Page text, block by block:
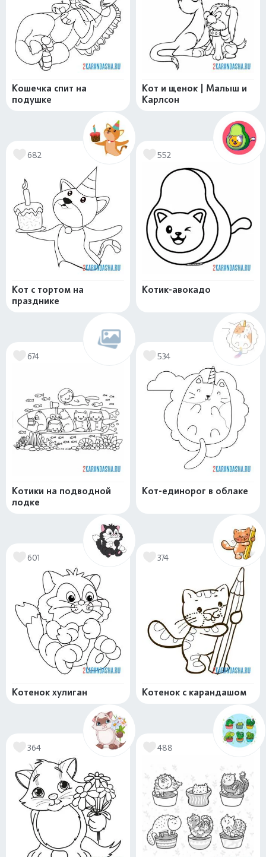
Кошечка спит на
подушке
Кот и щенок | Малыш и
Карлсон
682
Кот с тортом на
празднике
552
Котик-авокадо
674
Котики на подводной
лодке
534
Кот-единорог в облаке
601
Котенок хулиган
374
Котенок с карандашом
364 488